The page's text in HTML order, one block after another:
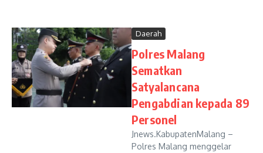
Daerah
Polres Malang
Sematkan
Satyalancana
Pengabdian kepada 89
Personel
Jnews.KabupatenMalang –
Polres Malang menggelar